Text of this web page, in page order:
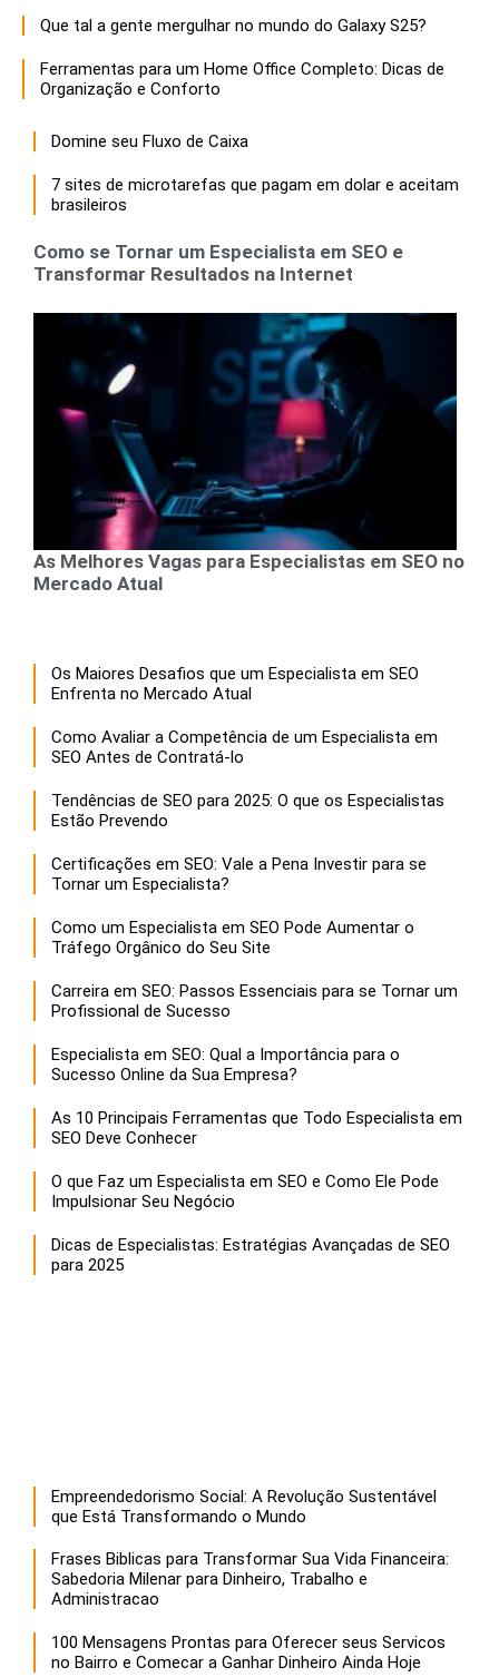
Que tal a gente mergulhar no mundo do Galaxy S25?
Ferramentas para um Home Office Completo: Dicas de
Organização e Conforto
Domine seu Fluxo de Caixa
7 sites de microtarefas que pagam em dolar e aceitam
brasileiros
Como se Tornar um Especialista em SEO e
Transformar Resultados na Internet
As Melhores Vagas para Especialistas em SEO no
Mercado Atual
Os Maiores Desafios que um Especialista em SEO
Enfrenta no Mercado Atual
Como Avaliar a Competência de um Especialista em
SEO Antes de Contratá-lo
Tendências de SEO para 2025: O que os Especialistas
Estão Prevendo
Certificações em SEO: Vale a Pena Investir para se
Tornar um Especialista?
Como um Especialista em SEO Pode Aumentar o
Tráfego Orgânico do Seu Site
Carreira em SEO: Passos Essenciais para se Tornar um
Profissional de Sucesso
Especialista em SEO: Qual a Importância para o
Sucesso Online da Sua Empresa?
As 10 Principais Ferramentas que Todo Especialista em
SEO Deve Conhecer
O que Faz um Especialista em SEO e Como Ele Pode
Impulsionar Seu Negócio
Dicas de Especialistas: Estratégias Avançadas de SEO
para 2025
Empreendedorismo Social: A Revolução Sustentável
que Está Transformando o Mundo
Frases Biblicas para Transformar Sua Vida Financeira:
Sabedoria Milenar para Dinheiro, Trabalho e
Administracao
100 Mensagens Prontas para Oferecer seus Servicos
no Bairro e Comecar a Ganhar Dinheiro Ainda Hoje